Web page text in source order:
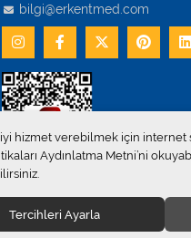
bilgi@erkentmed.com
hizmet verebilmek için internet
Aydınlatma Metni’ni
Tercihleri Ayarla